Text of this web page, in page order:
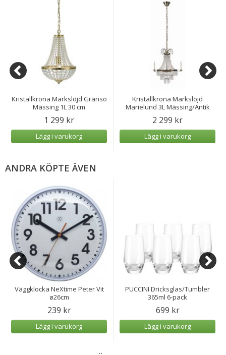
Kristallkrona Markslöjd Gränsö
Mässing 1L 30 cm
1 299 kr
Lägg i varukorg
Kristallkrona Markslöjd
Marielund 3L Mässing/Antik
2 299 kr
Lägg i varukorg
ANDRA KÖPTE ÄVEN
Väggklocka NeXtime Peter Vit
ø26cm
239 kr
Lägg i varukorg
PUCCINI Dricksglas/Tumbler
365ml 6-pack
699 kr
Lägg i varukorg